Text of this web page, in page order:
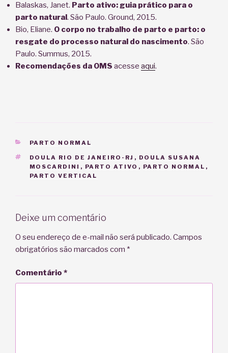
Balaskas, Janet. Parto ativo: guia prático para o
parto natural . São Paulo. Ground, 2015.
Bio, Eliane. O corpo no trabalho de parto e parto: o
resgate do processo natural do nascimento. São
Paulo. Summus, 2015.
Recomendações da OMS acesse aqui.
CATEGORIAS
PARTO NORMAL
TAGS
DOULA RIO DE JANEIRO-RJ , DOULA SUSANA
MOSCARDINI , PARTO ATIVO , PARTO NORMAL ,
PARTO VERTICAL
Deixe um comentário
O seu endereço de e-mail não será publicado. Campos
obrigatórios são marcados com *
Comentário *